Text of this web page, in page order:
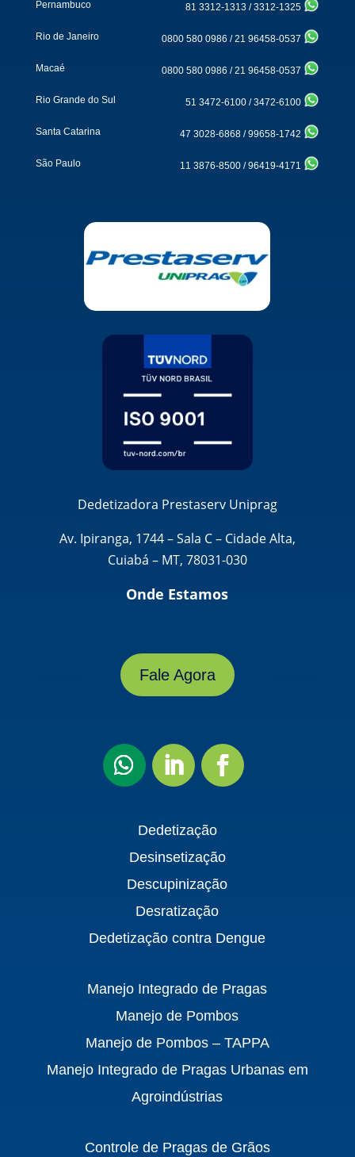
Pernambuco 81 3312-1313 /3312-1325
Rio de Janeiro 0800 580 0986 /21 96458-0537
Macaé 0800 580 0986 /21 96458-0537
Rio Grande do Sul 51 3472-6100 /3472-6100
Santa Catarina 47 3028-6868 /99658-1742
São Paulo 11 3876-8500 /96419-4171
Dedetizadora Prestaserv Uniprag
Av. Ipiranga, 1744 – Sala C – Cidade Alta,
Cuiabá – MT, 78031-030
Onde Estamos
Fale Agora
Dedetização
Desinsetização
Descupinização
Desratização
Dedetização contra Dengue
Manejo Integrado de Pragas
Manejo de Pombos
Manejo de Pombos – TAPPA
Manejo Integrado de Pragas Urbanas em
Agroindústrias
Controle de Pragas de Grãos